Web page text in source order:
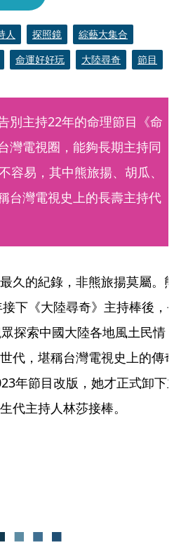
人 探照鏡
綜藝大集合
命運好好玩 大陸尋奇 節目
別主持22年的命理節目《命
灣電視圈，能夠長期主持同
容易，其中熊旅揚、胡瓜、
台灣電視史上的長壽主持代
久的紀錄，非熊旅揚莫屬。
下《大陸尋奇》主持棒後，
探索中國大陸各地風土民情
代，堪稱台灣電視史上的傳
年節目改版，她才正式卸下
代主持人林莎接棒。